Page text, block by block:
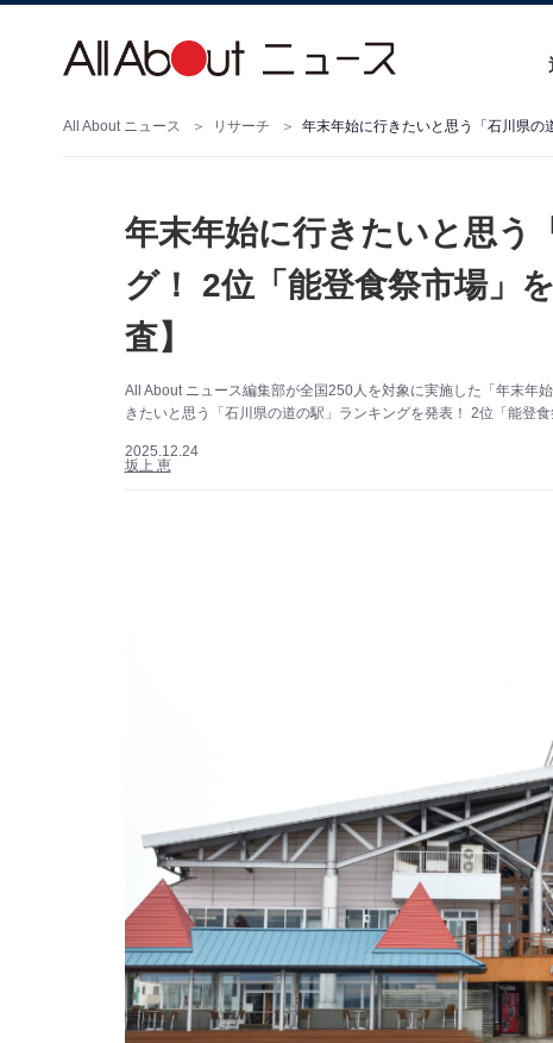
All About ニュース リサーチ
年末年始に行きたいと思う
グ！ 2位「能登食祭市場」
査】
All About ニュース編集部が全国250人を対象に実施した「年末年
きたいと思う「石川県の道の駅」ランキングを発表！ 2位「能登
2025.12.24
坂上 恵